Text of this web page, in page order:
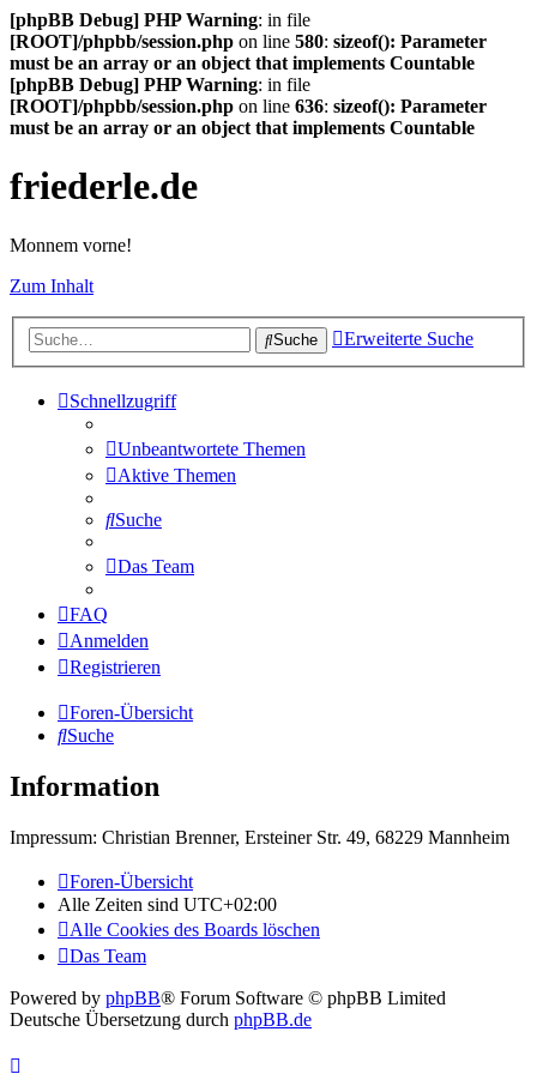
[phpBB Debug] PHP Warning: in file
[ROOT]/phpbb/session.php on line 580: sizeof(): Parameter
must be an array or an object that implements Countable
[phpBB Debug] PHP Warning: in file
[ROOT]/phpbb/session.php on line 636: sizeof(): Parameter
must be an array or an object that implements Countable
friederle.de
Monnem vorne!
Zum Inhalt
Suche Erweiterte Suche
Schnellzugriff
Unbeantwortete Themen
Aktive Themen
Suche
Das Team
FAQ
Anmelden
Registrieren
Foren-Übersicht
Suche
Information
Impressum: Christian Brenner, Ersteiner Str. 49, 68229 Mannheim
Foren-Übersicht
Alle Zeiten sind UTC+02:00
Alle Cookies des Boards löschen
Das Team
Powered by phpBB® Forum Software © phpBB Limited
Deutsche Übersetzung durch phpBB.de